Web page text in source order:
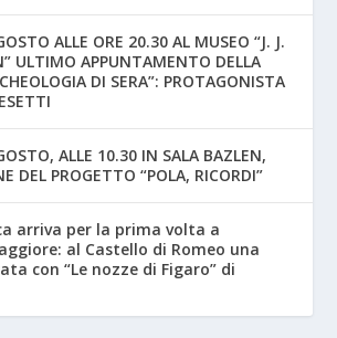
ALLE ORE 20.30 AL MUSEO “J. J.
ULTIMO APPUNTAMENTO DELLA
DI SERA”: PROTAGONISTA
ALLE 10.30 IN SALA BAZLEN,
DEL PROGETTO “POLA, RICORDI”
arriva per la prima volta a
al Castello di Romeo una
con “Le nozze di Figaro” di